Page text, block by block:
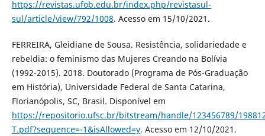
https://revistas.ufob.edu.br/index.php/revistasul-
sul/article/view/792/1008. Acesso em 15/10/2021.
FERREIRA, Gleidiane de Sousa. Resistência, solidariedade e
rebeldia: o feminismo das Mujeres Creando na Bolívia
(1992-2015). 2018. Doutorado (Programa de Pós-Graduação
em História), Universidade Federal de Santa Catarina,
Florianópolis, SC, Brasil. Disponível em
https://repositorio.ufsc.br/bitstream/handle/123456789/
T.pdf?sequence=-1&isAllowed=y. Acesso em 12/10/2021.